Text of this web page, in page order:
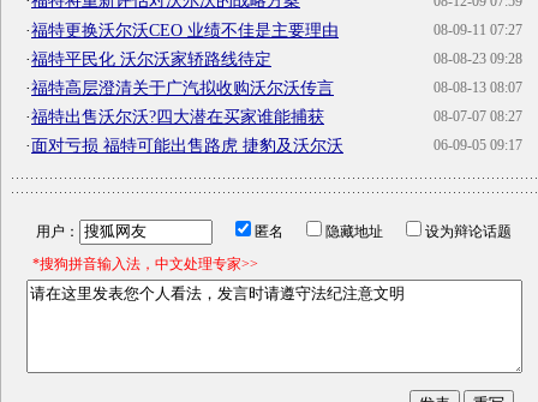
08-09-11 07:27
·福特更换沃尔沃CEO 业绩不佳是主要理由
08-08-23 09:28
·福特平民化 沃尔沃家轿路线待定
08-08-13 08:07
·福特高层澄清关于广汽拟收购沃尔沃传言
08-07-07 08:27
·福特出售沃尔沃?四大潜在买家谁能捕获
06-09-05 09:17
·面对亏损 福特可能出售路虎 捷豹及沃尔沃
用户： 匿名 隐藏地址
设为辩论话题
*搜狗拼音输入法，中文处理专家>>